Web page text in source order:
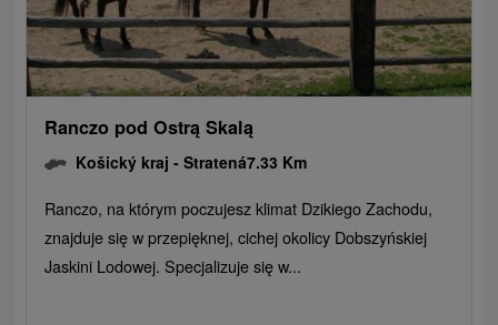
Ranczo pod Ostrą Skalą
Košický kraj -Stratená7.33 Km
Ranczo, na którym poczujesz klimat Dzikiego Zachodu,
znajduje się w przepięknej, cichej okolicy Dobszyńskiej
Jaskini Lodowej. Specjalizuje się w...